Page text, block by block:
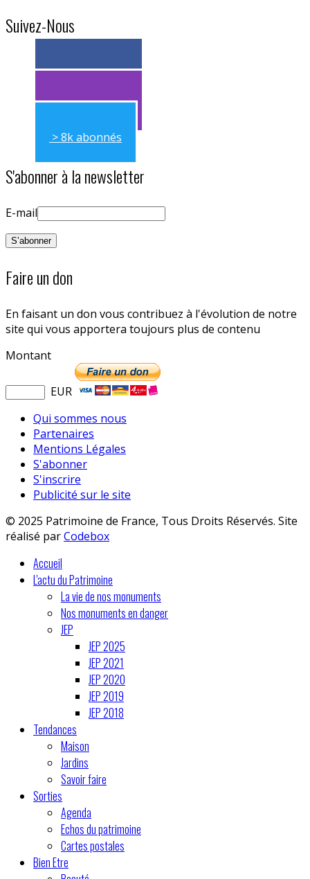
Suivez-Nous
> 11k abonnés
> 11k abonnés
> 8k abonnés
S'abonner à la newsletter
E-mail
Faire un don
En faisant un don vous contribuez à l'évolution de notre
site qui vous apportera toujours plus de contenu
Montant
EUR
Qui sommes nous
Partenaires
Mentions Légales
S'abonner
S'inscrire
Publicité sur le site
© 2025 Patrimoine de France, Tous Droits Réservés. Site
réalisé parCodebox
Accueil
L'actu du Patrimoine
La vie de nos monuments
Nos monuments en danger
JEP
JEP 2025
JEP 2021
JEP 2020
JEP 2019
JEP 2018
Tendances
Maison
Jardins
Savoir faire
Sorties
Agenda
Echos du patrimoine
Cartes postales
Bien Etre